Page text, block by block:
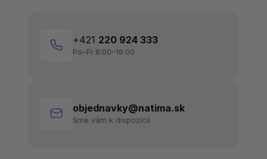
+421 220 924 333
Po–Pi 8:00–16:00
objednavky@natima.sk
Sme vám k dispozícii